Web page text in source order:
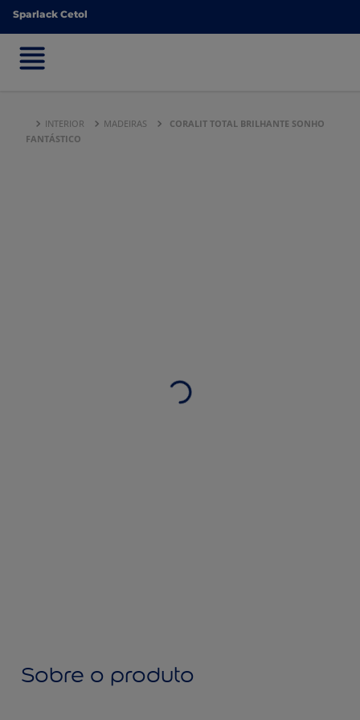
Sparlack Cetol
Sparlack Cetol
INTERIOR MADEIRAS
CORALIT TOTAL BRILHANTE SONHO
FANTÁSTICO
Sobre o produto